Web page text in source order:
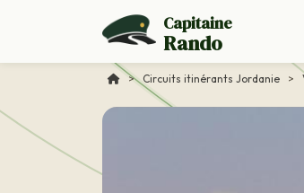
Capitaine
Rando
> Circuits itinérants Jordanie >